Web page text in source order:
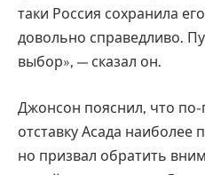
таки Россия сохранила
довольно справедливо.
выбор», — сказал он.
Джонсон пояснил, что
отставку Асада
но призвал обратить